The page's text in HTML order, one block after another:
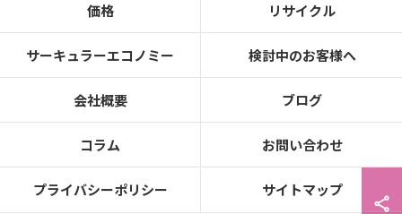
価格 リサイクル
サーキュラーエコノミー 検討中のお客様へ
会社概要 ブログ
コラム お問い合わせ
プライバシーポリシー サイトマップ